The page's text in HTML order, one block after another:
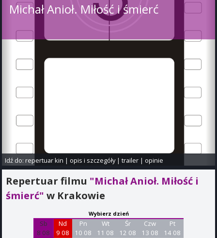
Michał Anioł. Miłość i śmierć
Idź do:repertuar kin |opis i szczegóły|trailer |opinie
Repertuar filmu "Michał Anioł. Miłość i
śmierć" w Krakowie
Wybierz dzień
Sb
8 08
Nd
9 08
Pn
10 08
Wt
11 08
Śr
12 08
Czw
13 08
Pt
14 08